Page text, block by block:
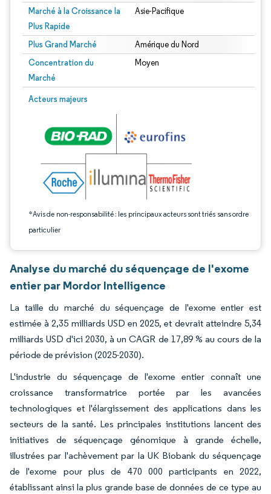
Marché à la Croissance la
Plus Rapide
Asie-Pacifique
Plus Grand Marché Amérique du Nord
Concentration du
Marché
Moyen
Acteurs majeurs
*Avis de non-responsabilité : les principaux acteurs sont triés sans ordre
particulier
Image © Mordor Intelligence. La réutilisation nécessite une attribution sous CC
Analyse du marché du séquençage de l'exome
entier par Mordor Intelligence
La taille du marché du séquençage de l'exome entier est
estimée à 2,35 milliards USD en 2025, et devrait atteindre 5,34
milliards USD d'ici 2030, à un CAGR de 17,89 % au cours de la
période de prévision (2025-2030).
L'industrie du séquençage de l'exome entier connaît une
croissance transformatrice portée par les avancées
technologiques et l'élargissement des applications dans les
secteurs de la santé. Les principales institutions lancent des
initiatives de séquençage génomique à grande échelle,
illustrées par l'achèvement par la UK Biobank du séquençage
de l'exome pour plus de 470 000 participants en 2022,
établissant ainsi la plus grande base de données de ce type au